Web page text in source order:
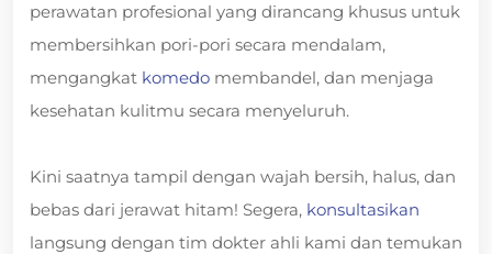
perawatan profesional yang dirancang khusus untuk
membersihkan pori-pori secara mendalam,
mengangkat komedo membandel, dan menjaga
kesehatan kulitmu secara menyeluruh.
Kini saatnya tampil dengan wajah bersih, halus, dan
bebas dari jerawat hitam! Segera, konsultasikan
langsung dengan tim dokter ahli kami dan temukan